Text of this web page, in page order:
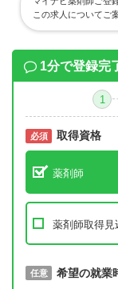
この求人についてご
1分で登録完
1
必須 取得資格
薬剤師
薬剤師取得見
必須 取得予定年
任意 希望の就業